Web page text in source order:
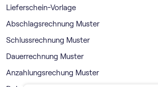
Lieferschein-Vorlage
Abschlagsrechnung Muster
Schlussrechnung Muster
Dauerrechnung Muster
Anzahlungsrechung Muster